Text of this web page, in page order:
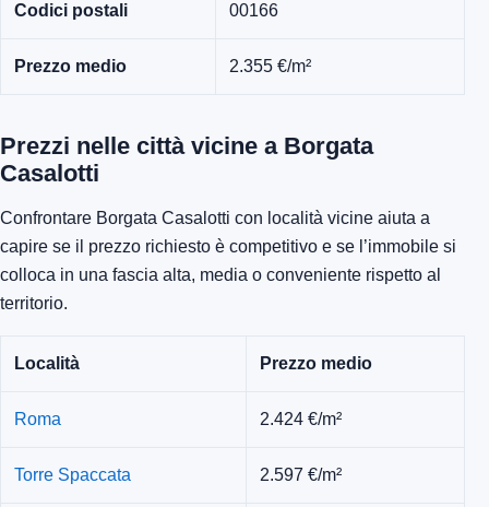
Codici postali 00166
Prezzo medio 2.355 €/m²
Prezzi nelle città vicine a Borgata
Casalotti
Confrontare Borgata Casalotti con località vicine aiuta a
capire se il prezzo richiesto è competitivo e se l’immobile si
colloca in una fascia alta, media o conveniente rispetto al
territorio.
Località Prezzo medio
Roma 2.424 €/m²
Torre Spaccata 2.597 €/m²